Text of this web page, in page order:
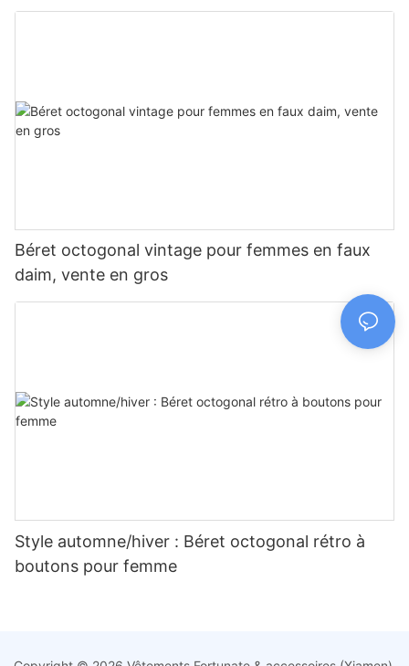
Béret octogonal vintage pour femmes en faux
daim, vente en gros
Style automne/hiver : Béret octogonal rétro à
boutons pour femme